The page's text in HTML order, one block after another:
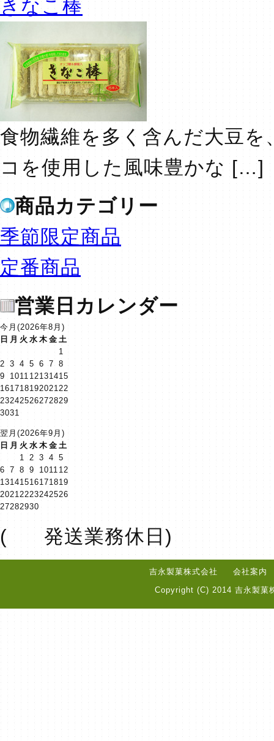
きなこ棒
食物繊維を多く含んだ大豆
コを使用した風味豊かな […]
商品カテゴリー
季節限定商品
定番商品
営業日カレンダー
今月(2026年8月)
日 月 火水 木 金 土
1
2 3 4 5 6 7 8
9
1011 12131415
16171819202122
23242526272829
3031
翌月(2026年9月)
日 月 火水 木 金 土
1 2 3 4 5
6 7 8 9 1011 12
13141516171819
20212223242526
27282930
( 発送業務休日)
吉永製菓株式会社
会社案内
Copyright (C) 2014 吉永製